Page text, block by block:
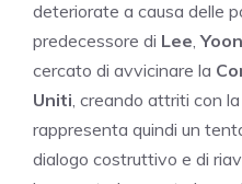
deteriorate a causa delle
predecessore di Lee,
cercato di avvicinare la
Uniti, creando attriti con la
rappresenta quindi un
dialogo costruttivo e di